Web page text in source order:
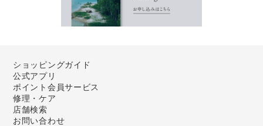
ショッピングガイド
公式アプリ
ポイント会員サービス
修理・ケア
店舗検索
お問い合わせ